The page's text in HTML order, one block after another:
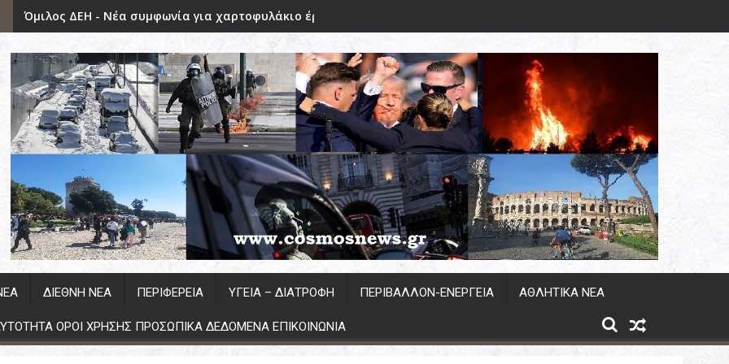
Όμιλος ΔΕΗ - Νέα συμφωνία για χαρτοφυλάκιο έργων ΑΠΕ άνω των 2 GW σε Πολωνία και Ουγγαρία
ΔΙΕΘΝΗ ΝΕΑ ΠΕΡΙΦΕΡΕΙΑ ΥΓΕΊΑ – ΔΙΑΤΡΟΦΉ ΠΕΡΙΒΆΛΛΟΝ-ΕΝΕΡΓΕΙΑ ΑΘΛΗΤΙΚΆ ΝΈΑ
ΟΡΟΙ ΧΡΗΣΗΣ ΠΡΟΣΩΠΙΚΑ ΔΕΔΟΜΕΝΑ ΕΠΙΚΟΙΝΩΝΙΑ